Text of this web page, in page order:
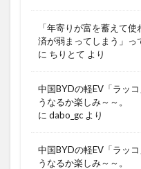
「年寄りが富を蓄えて
済が弱まってしまう」っ
に ちりとて より
中国BYDの軽EV「ラッ
うなるか楽しみ～～。
に dabo_gc より
中国BYDの軽EV「ラッ
うなるか楽しみ～～。